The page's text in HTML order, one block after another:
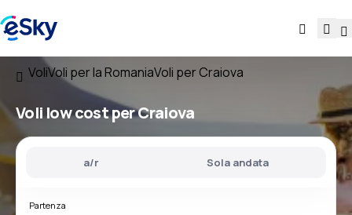
VoliVoli per la RomaniaVoli per Craiova
Voli low cost per Craiova
a/r Sola andata
Partenza